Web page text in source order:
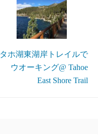
タホ湖東湖岸トレイルで
ウオーキング@ Tahoe
East Shore Trail